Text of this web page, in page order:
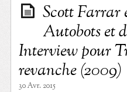
Scott Farrar
Autobots et
Interview pour
revanche (2009)
30 Avr. 2015